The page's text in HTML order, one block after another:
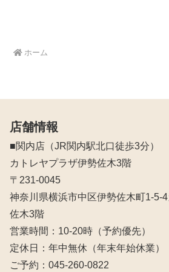
ホーム
店舗情報
■関内店（JR関内駅北口徒歩3分）
カトレヤプラザ伊勢佐木3階
〒231-0045
神奈川県横浜市中区伊勢佐木町1-5-
佐木3階
営業時間：10‐20時（予約優先）
定休日：年中無休（年末年始休業）
ご予約：045-260-0822